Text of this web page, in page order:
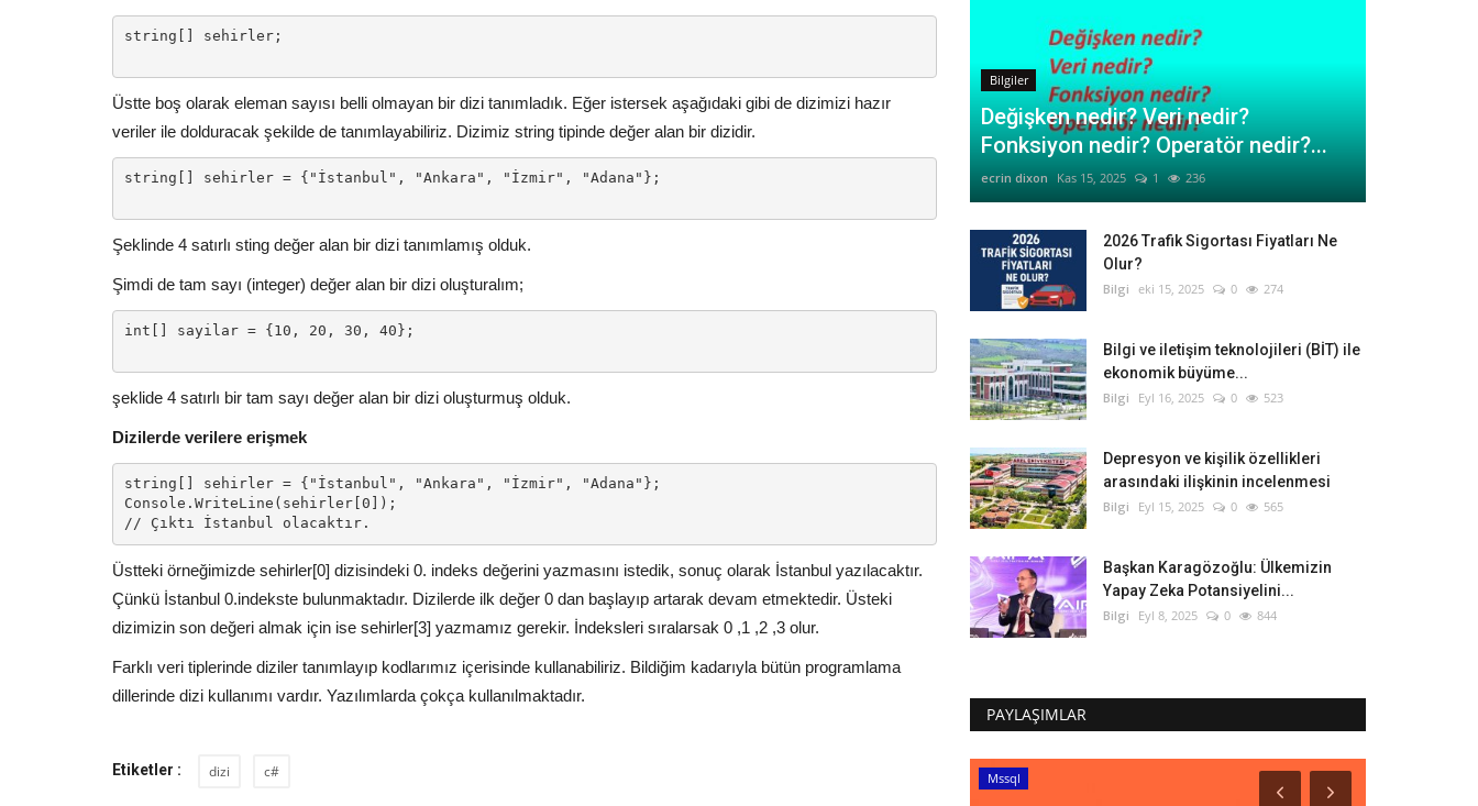
string[] sehirler;
Üstte boş olarak eleman sayısı belli olmayan bir dizi tanımladık. Eğer istersek aşağıdaki gibi de dizimizi hazır
veriler ile dolduracak şekilde de tanımlayabiliriz. Dizimiz string tipinde değer alan bir dizidir.
string[] sehirler = {"İstanbul", "Ankara", "İzmir", "Adana"};
Şeklinde 4 satırlı sting değer alan bir dizi tanımlamış olduk.
Şimdi de tam sayı (integer) değer alan bir dizi oluşturalım;
int[] sayilar = {10, 20, 30, 40};
şeklide 4 satırlı bir tam sayı değer alan bir dizi oluşturmuş olduk.
Dizilerde verilere erişmek
string[] sehirler = {"İstanbul", "Ankara", "İzmir", "Adana"};
Console.WriteLine(sehirler[0]);
Üstteki örneğimizde sehirler[0] dizisindeki 0. indeks değerini yazmasını istedik, sonuç olarak İstanbul yazılacaktır.
Çünkü İstanbul 0.indekste bulunmaktadır. Dizilerde ilk değer 0 dan başlayıp artarak devam etmektedir. Üsteki
dizimizin son değeri almak için ise sehirler[3] yazmamız gerekir. İndeksleri sıralarsak 0 ,1 ,2 ,3 olur.
Farklı veri tiplerinde diziler tanımlayıp kodlarımız içerisinde kullanabiliriz. Bildiğim kadarıyla bütün programlama
dillerinde dizi kullanımı vardır. Yazılımlarda çokça kullanılmaktadır.
Etiketler : dizi c#
Bilgiler
Değişken nedir? Veri nedir?
Fonksiyon nedir? Operatör nedir?...
ecrin dixon Kas 15, 2025 1 236
2026 Trafik Sigortası Fiyatları Ne
Olur?
Bilgi eki 15, 2025 0 274
Bilgi ve iletişim teknolojileri (BİT) ile
ekonomik büyüme...
Bilgi Eyl 16, 2025 0 523
Depresyon ve kişilik özellikleri
arasındaki ilişkinin incelenmesi
Bilgi Eyl 15, 2025 0 565
Başkan Karagözoğlu: Ülkemizin
Yapay Zeka Potansiyelini...
Bilgi Eyl 8, 2025 0 844
PAYLAŞIMLAR
Başkent Üniversitesi Mssql